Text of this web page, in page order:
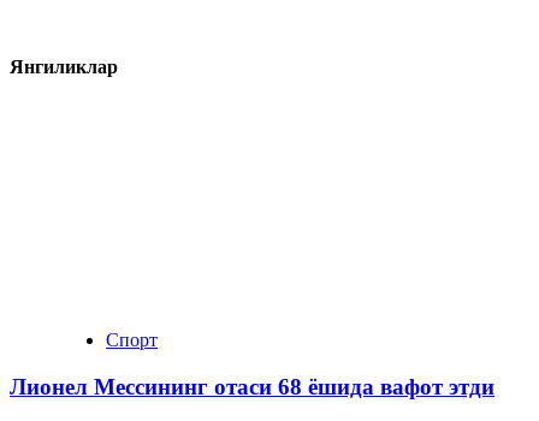
Янгиликлар
Спорт
Лионел Мессининг отаси 68 ёшида вафот этди